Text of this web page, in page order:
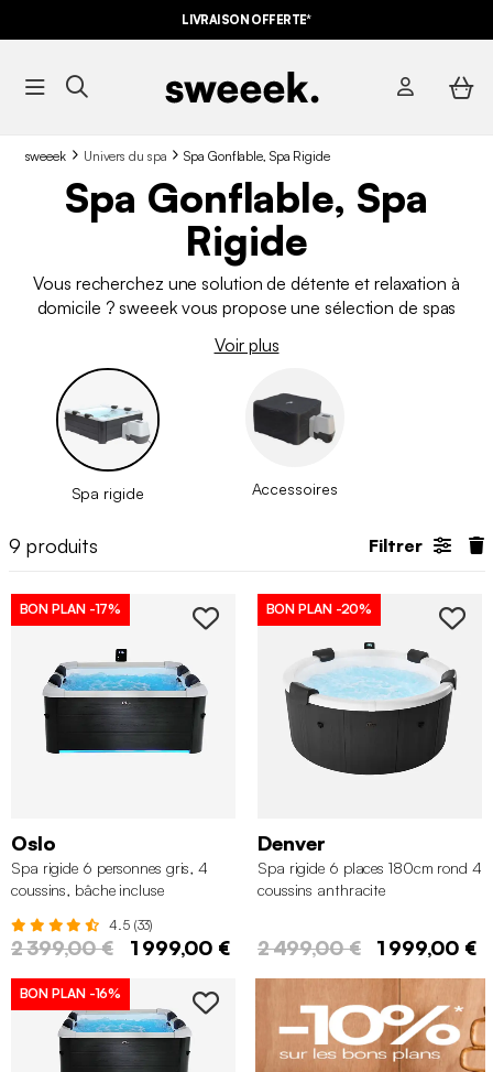
LIVRAISON OFFERTE*
sweeek Univers du spa Spa Gonflable, Spa Rigide
Spa Gonflable, Spa
Rigide
Vous recherchez une solution de détente et relaxation à
domicile ? sweeek vous propose une sélection de spas
accessoires pour spa
va devenir indispensable pour profiter de votre jardin de
manière zen. sweeek vous propose une sélection de
places, 4 places et 6 places
de forme différentes :
carrée, rectangulaire ou octogonale
choix parmi les différents spas extérieurs de notre gamme.
Voir plus
Spa rigide Accessoires
9 produits Filtrer
BON PLAN -17%
Oslo
Spa rigide 6 personnes gris, 4
coussins, bâche incluse
4.5 (33)
2 399,00 € 1 999,00 €
BON PLAN -20%
Denver
Spa rigide 6 places 180cm rond 4
coussins anthracite
2 499,00 € 1 999,00 €
BON PLAN -16%